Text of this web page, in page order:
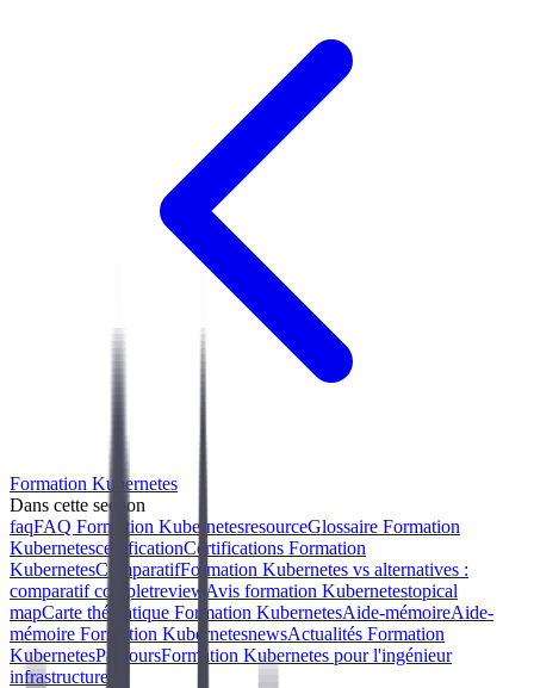
Formation Kubernetes
Dans cette section
faqFAQ Formation KubernetesresourceGlossaire Formation
KubernetescertificationCertifications Formation
KubernetesComparatifFormation Kubernetes vs alternatives :
comparatif completreview Avis formation Kubernetestopical
mapCarte thématique Formation KubernetesAide-mémoireAide-
mémoire Formation KubernetesnewsActualités Formation
KubernetesParcoursFormation Kubernetes pour l'ingénieur
infrastructure